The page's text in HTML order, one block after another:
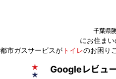
にお住まい
千葉県
都市ガスサービスが トイレのお困り